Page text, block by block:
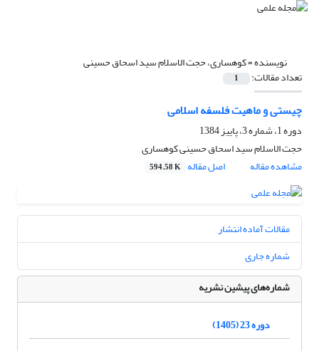
نویسنده =کوهساری، حجت الاسلام سید اسحاق حسینی
تعداد مقالات: 1
چیستی و ماهیت فلسفه اسلامی
دوره 1، شماره 3، پاییز 1384
حجت الاسلام سید اسحاق حسینی کوهساری
مشاهده مقاله
اصل مقاله 594.58 K
مقالات آماده انتشار
شماره جاری
شماره‌های پیشین نشریه
دوره 23 (1405)